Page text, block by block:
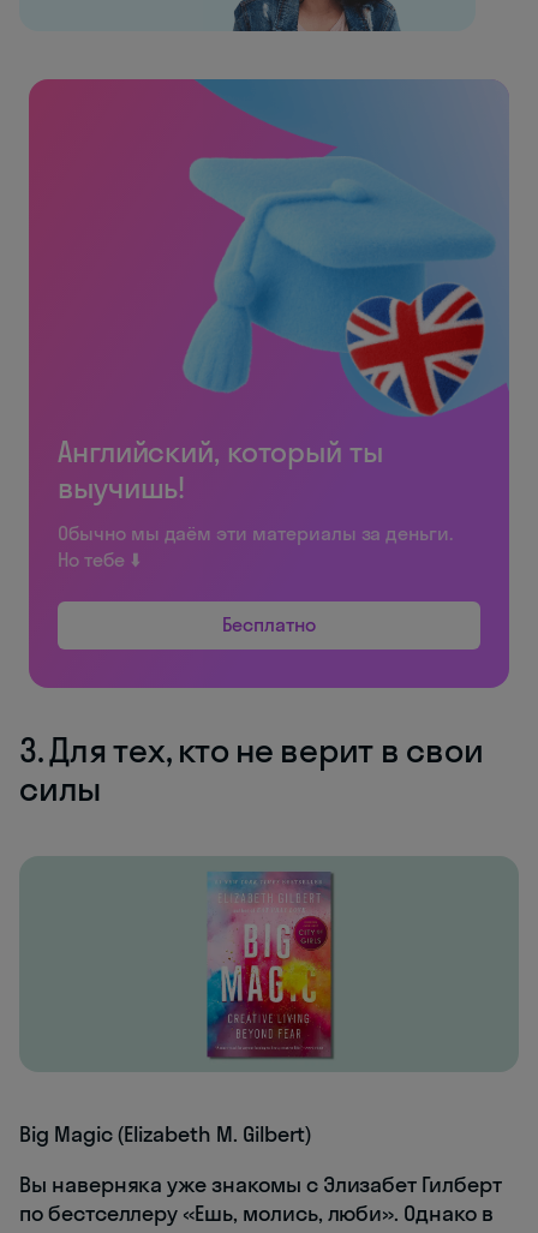
Английский, который ты
выучишь!
Обычно мы даём эти материалы за деньги.
Но тебе ⬇️
Бесплатно
3. Для тех, кто не верит в свои
силы
Big Magic (Elizabeth M. Gilbert)
Вы наверняка уже знакомы с Элизабет Гилберт
по бестселлеру «Ешь, молись, люби». Однако в